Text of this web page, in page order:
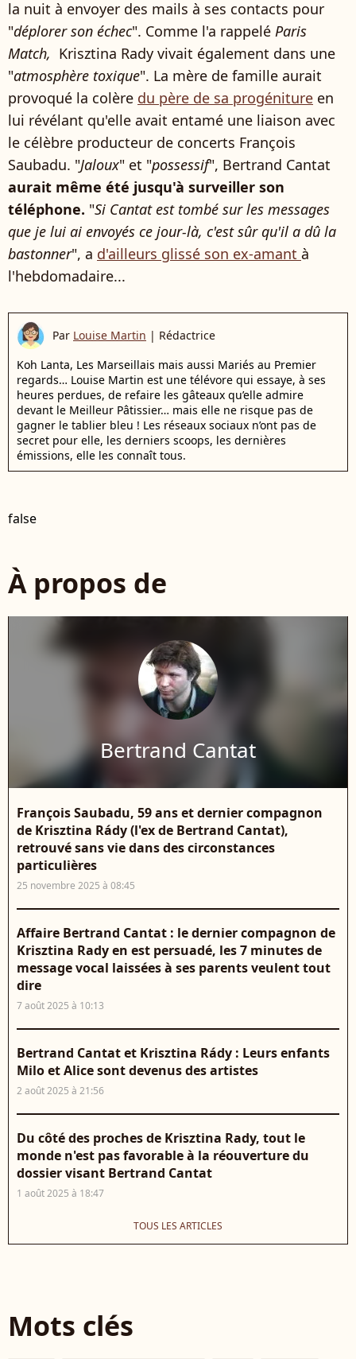
la nuit à envoyer des mails à ses contacts pour
"déplorer son échec". Comme l'a rappelé Paris
Match, Krisztina Rady vivait également dans une
"atmosphère toxique". La mère de famille aurait
provoqué la colère du père de sa progéniture en
lui révélant qu'elle avait entamé une liaison avec
le célèbre producteur de concerts François
Saubadu. "Jaloux" et "possessif", Bertrand Cantat
aurait même été jusqu'à surveiller son
téléphone. "Si Cantat est tombé sur les messages
que je lui ai envoyés ce jour-là, c'est sûr qu'il a dû la
bastonner", a d'ailleurs glissé son ex-amant à
l'hebdomadaire...
Par Louise Martin | Rédactrice
Koh Lanta, Les Marseillais mais aussi Mariés au Premier
regards… Louise Martin est une télévore qui essaye, à ses
heures perdues, de refaire les gâteaux qu’elle admire
devant le Meilleur Pâtissier… mais elle ne risque pas de
gagner le tablier bleu ! Les réseaux sociaux n’ont pas de
secret pour elle, les derniers scoops, les dernières
émissions, elle les connaît tous.
false
À propos de
Bertrand Cantat
François Saubadu, 59 ans et dernier compagnon
de Krisztina Rády (l'ex de Bertrand Cantat),
retrouvé sans vie dans des circonstances
particulières
25 novembre 2025 à 08:45
Affaire Bertrand Cantat : le dernier compagnon de
Krisztina Rady en est persuadé, les 7 minutes de
message vocal laissées à ses parents veulent tout
dire
7 août 2025 à 10:13
Bertrand Cantat et Krisztina Rády : Leurs enfants
Milo et Alice sont devenus des artistes
2 août 2025 à 21:56
Du côté des proches de Krisztina Rady, tout le
monde n'est pas favorable à la réouverture du
dossier visant Bertrand Cantat
1 août 2025 à 18:47
TOUS LES ARTICLES
Mots clés